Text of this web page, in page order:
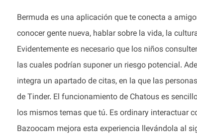
Bermuda es una aplicación que te conecta a
conocer gente nueva, hablar sobre la vida, la
Evidentemente es necesario que los niños
las cuales podrían suponer un riesgo potencial.
integra un apartado de citas, en la que las
de Tinder. El funcionamiento de Chatous es
los mismos temas que tú. Es ordinary interactuar
Bazoocam mejora esta experiencia llevándola al